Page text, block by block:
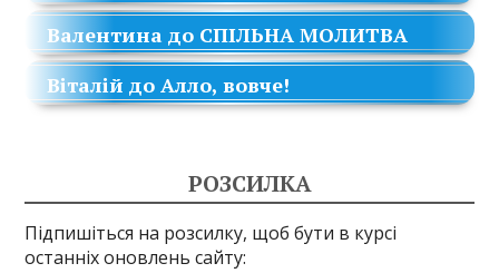
Валентина до СПІЛЬНА МОЛИТВА
Віталій доАлло, вовче!
РОЗСИЛКА
Підпишіться на розсилку, щоб бути в курсі
останніх оновлень сайту: